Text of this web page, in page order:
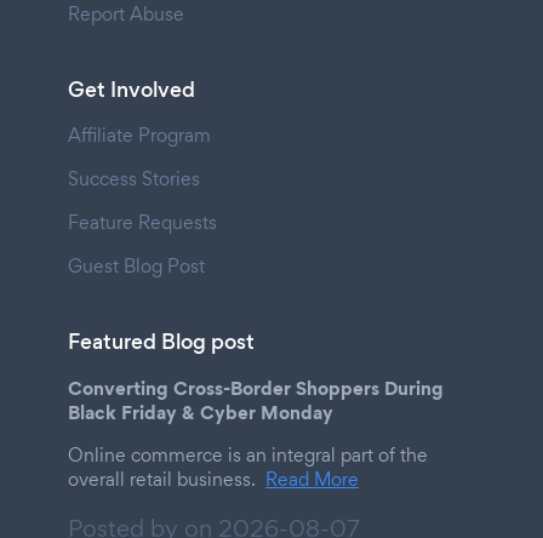
Report Abuse
Get Involved
Affiliate Program
Success Stories
Feature Requests
Guest Blog Post
Featured Blog post
Converting Cross-Border Shoppers During
Black Friday & Cyber Monday
Online commerce is an integral part of the
overall retail business. Read More
Posted by on 2026-08-07